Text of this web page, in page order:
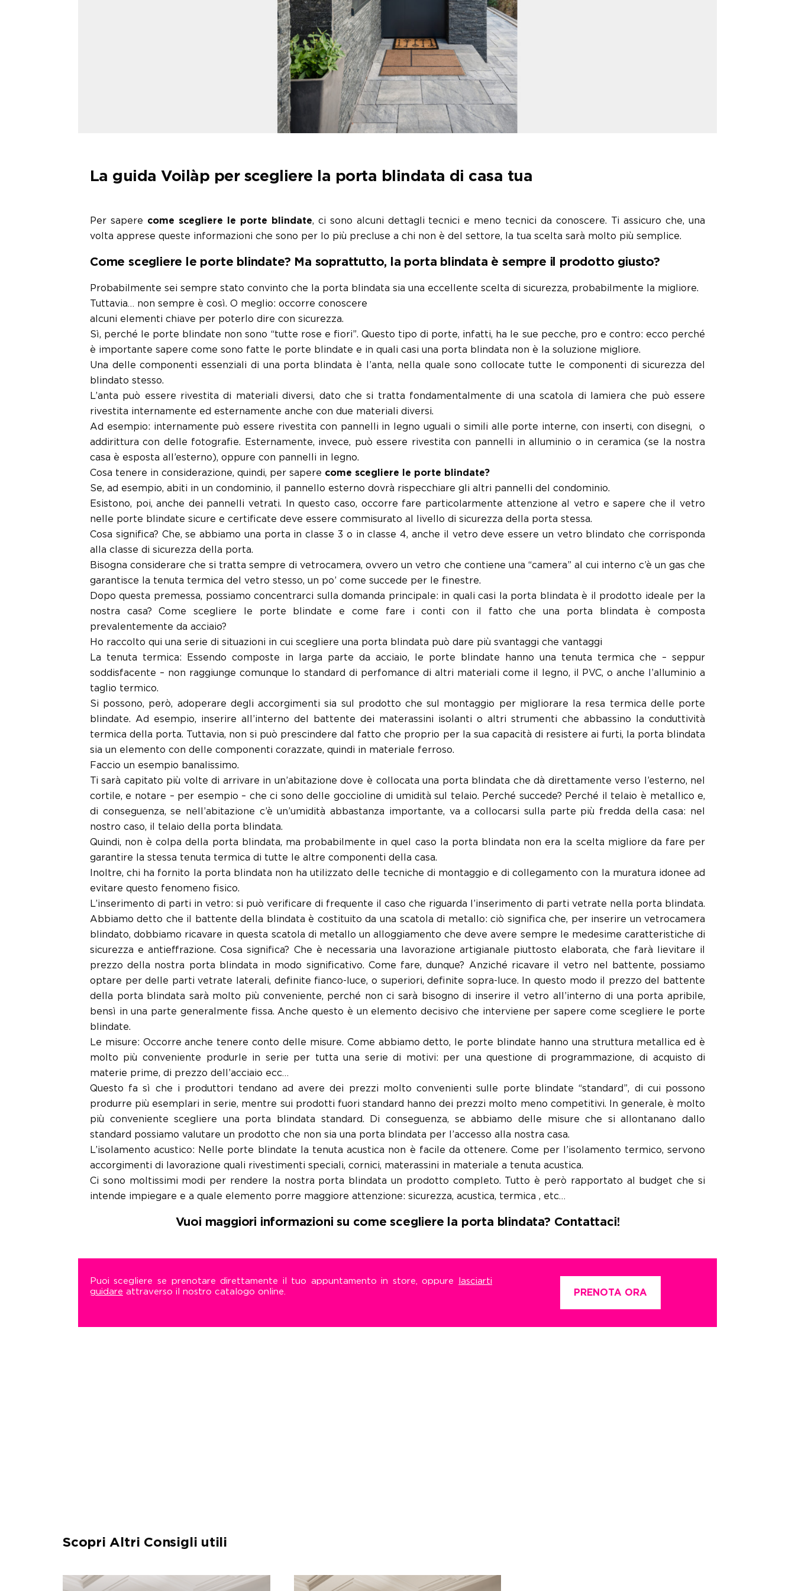
La guida Voilàp per scegliere la porta blindata di casa tua
Per sapere come scegliere le porte blindate, ci sono alcuni dettagli tecnici e meno tecnici da conoscere. Ti assicuro che, una
volta apprese queste informazioni che sono per lo più precluse a chi non è del settore, la tua scelta sarà molto più semplice.
Come scegliere le porte blindate? Ma soprattutto, la porta blindata è sempre il prodotto giusto?
Probabilmente sei sempre stato convinto che la porta blindata sia una eccellente scelta di sicurezza, probabilmente la migliore.
Tuttavia… non sempre è così. O meglio: occorre conoscere
alcuni elementi chiave per poterlo dire con sicurezza.
Sì, perché le porte blindate non sono “tutte rose e fiori”. Questo tipo di porte, infatti, ha le sue pecche, pro e contro: ecco perché
è importante sapere come sono fatte le porte blindate e in quali casi una porta blindata non è la soluzione migliore.
Una delle componenti essenziali di una porta blindata è l’anta, nella quale sono collocate tutte le componenti di sicurezza del
blindato stesso.
L’anta può essere rivestita di materiali diversi, dato che si tratta fondamentalmente di una scatola di lamiera che può essere
rivestita internamente ed esternamente anche con due materiali diversi.
Ad esempio: internamente può essere rivestita con pannelli in legno uguali o simili alle porte interne, con inserti, con disegni,
o
addirittura con delle fotografie. Esternamente, invece, può essere rivestita con pannelli in alluminio o in ceramica (se la nostra
casa è esposta all’esterno), oppure con pannelli in legno.
Cosa tenere in considerazione, quindi, per sapere come scegliere le porte blindate?
Se, ad esempio, abiti in un condominio, il pannello esterno dovrà rispecchiare gli altri pannelli del condominio.
Esistono, poi, anche dei pannelli vetrati. In questo caso, occorre fare particolarmente attenzione al vetro e sapere che il vetro
nelle porte blindate sicure e certificate deve essere commisurato al livello di sicurezza della porta stessa.
Cosa significa? Che, se abbiamo una porta in classe 3 o in classe 4, anche il vetro deve essere un vetro blindato che corrisponda
alla classe di sicurezza della porta.
Bisogna considerare che si tratta sempre di vetrocamera, ovvero un vetro che contiene una “camera” al cui interno c’è un gas che
garantisce la tenuta termica del vetro stesso, un po’ come succede per le finestre.
Dopo questa premessa, possiamo concentrarci sulla domanda principale: in quali casi la porta blindata è il prodotto ideale per la
nostra casa? Come scegliere le porte blindate e come fare i conti con il fatto che una porta blindata è composta
prevalentemente da acciaio?
Ho raccolto qui una serie di situazioni in cui scegliere una porta blindata può dare più svantaggi che vantaggi
La tenuta termica: Essendo composte in larga parte da acciaio, le porte blindate hanno una tenuta termica che – seppur
soddisfacente – non raggiunge comunque lo standard di perfomance di altri materiali come il legno, il PVC, o anche l’alluminio a
taglio termico.
Si possono, però, adoperare degli accorgimenti sia sul prodotto che sul montaggio per migliorare la resa termica delle porte
blindate. Ad esempio, inserire all’interno del battente dei materassini isolanti o altri strumenti che abbassino la conduttività
termica della porta. Tuttavia, non si può prescindere dal fatto che proprio per la sua capacità di resistere ai furti, la porta blindata
sia un elemento con delle componenti corazzate, quindi in materiale ferroso.
Faccio un esempio banalissimo.
Ti sarà capitato più volte di arrivare in un’abitazione dove è collocata una porta blindata che dà direttamente verso l’esterno, nel
cortile, e notare – per esempio – che ci sono delle goccioline di umidità sul telaio. Perché succede? Perché il telaio è metallico e,
di conseguenza, se nell’abitazione c’è un’umidità abbastanza importante, va a collocarsi sulla parte più fredda della casa: nel
nostro caso, il telaio della porta blindata.
Quindi, non è colpa della porta blindata, ma probabilmente in quel caso la porta blindata non era la scelta migliore da fare per
garantire la stessa tenuta termica di tutte le altre componenti della casa.
Inoltre, chi ha fornito la porta blindata non ha utilizzato delle tecniche di montaggio e di collegamento con la muratura idonee ad
evitare questo fenomeno fisico.
L’inserimento di parti in vetro: si può verificare di frequente il caso che riguarda l’inserimento di parti vetrate nella porta blindata.
Abbiamo detto che il battente della blindata è costituito da una scatola di metallo: ciò significa che, per inserire un vetrocamera
blindato, dobbiamo ricavare in questa scatola di metallo un alloggiamento che deve avere sempre le medesime caratteristiche di
sicurezza e antieffrazione. Cosa significa? Che è necessaria una lavorazione artigianale piuttosto elaborata, che farà lievitare il
prezzo della nostra porta blindata in modo significativo. Come fare, dunque? Anziché ricavare il vetro nel battente, possiamo
optare per delle parti vetrate laterali, definite fianco-luce, o superiori, definite sopra-luce. In questo modo il prezzo del battente
della porta blindata sarà molto più conveniente, perché non ci sarà bisogno di inserire il vetro all’interno di una porta apribile,
bensì in una parte generalmente fissa. Anche questo è un elemento decisivo che interviene per sapere come scegliere le porte
blindate.
Le misure: Occorre anche tenere conto delle misure. Come abbiamo detto, le porte blindate hanno una struttura metallica ed è
molto più conveniente produrle in serie per tutta una serie di motivi: per una questione di programmazione, di acquisto di
materie prime, di prezzo dell’acciaio ecc…
Questo fa sì che i produttori tendano ad avere dei prezzi molto convenienti sulle porte blindate “standard”, di cui possono
produrre più esemplari in serie, mentre sui prodotti fuori standard hanno dei prezzi molto meno competitivi. In generale, è molto
più conveniente scegliere una porta blindata standard. Di conseguenza, se abbiamo delle misure che si allontanano dallo
standard possiamo valutare un prodotto che non sia una porta blindata per l’accesso alla nostra casa.
L’isolamento acustico: Nelle porte blindate la tenuta acustica non è facile da ottenere. Come per l’isolamento termico, servono
accorgimenti di lavorazione quali rivestimenti speciali, cornici, materassini in materiale a tenuta acustica.
Ci sono moltissimi modi per rendere la nostra porta blindata un prodotto completo. Tutto è però rapportato al budget che si
intende impiegare e a quale elemento porre maggiore attenzione: sicurezza, acustica, termica , etc…
Vuoi maggiori informazioni su come scegliere la porta blindata? Contattaci!
Puoi scegliere se prenotare direttamente il tuo appuntamento in store, oppure
lasciarti
guidare attraverso il nostro catalogo online. PRENOTA ORA
Scopri Altri Consigli utili